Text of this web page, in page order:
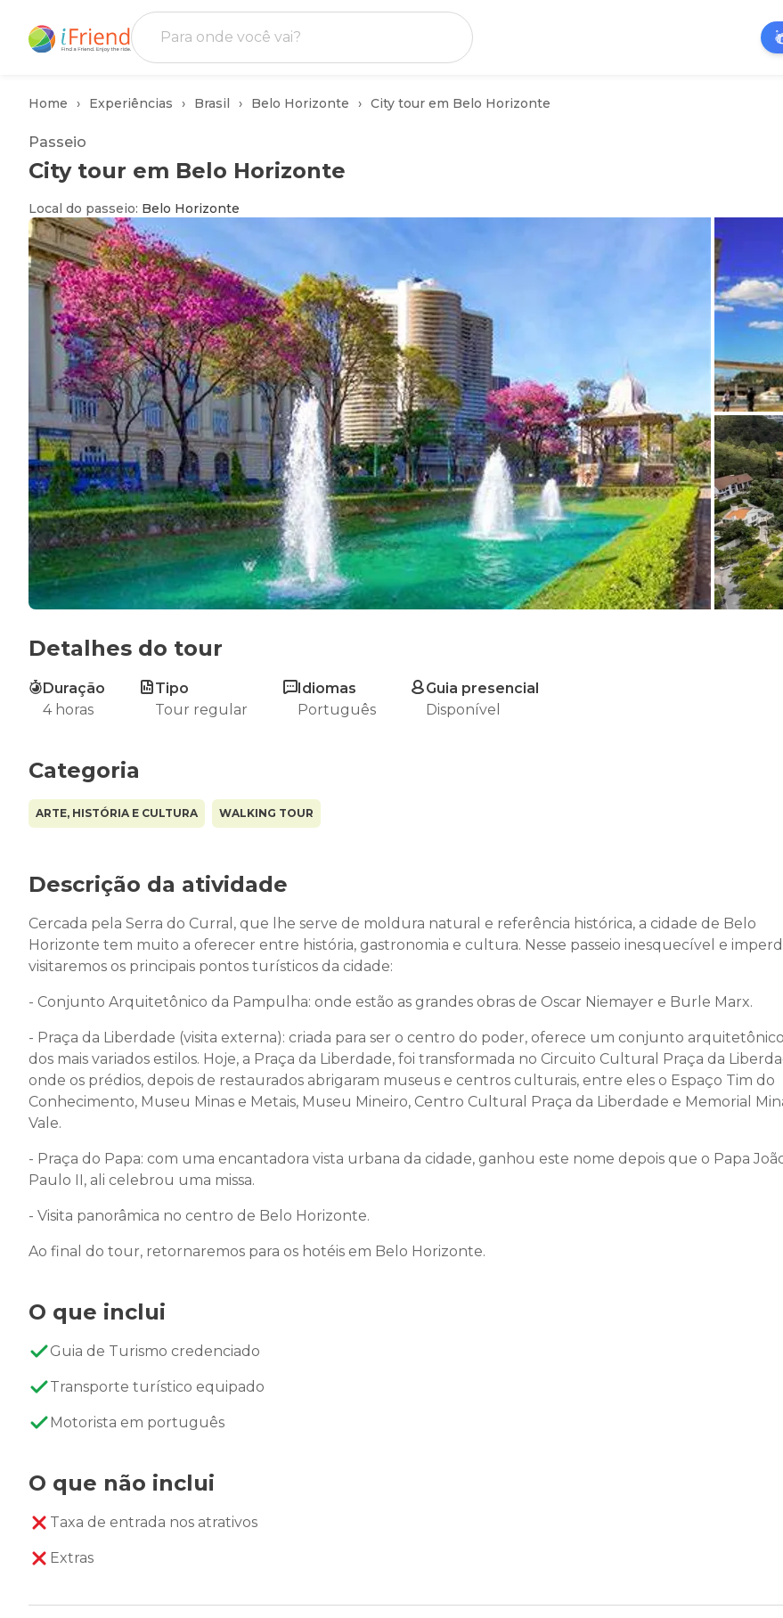
Home Experiências Brasil Belo Horizonte City tour em Belo Horizonte
Passeio
City tour em Belo Horizonte
Local do passeio: Belo Horizonte
Detalhes do tour
Duração
4 horas
Tipo
Tour regular
Idiomas
Português
Guia presencial
Disponível
Categoria
ARTE, HISTÓRIA E CULTURA WALKING TOUR
Descrição da atividade
Cercada pela Serra do Curral, que lhe serve de moldura natural e referência histórica, a cidade de Belo
Horizonte tem muito a oferecer entre história, gastronomia e cultura. Nesse passeio inesquecível e
visitaremos os principais pontos turísticos da cidade:
- Conjunto Arquitetônico da Pampulha: onde estão as grandes obras de Oscar Niemayer e Burle Marx.
- Praça da Liberdade (visita externa): criada para ser o centro do poder, oferece um conjunto arquitetônico
dos mais variados estilos. Hoje, a Praça da Liberdade, foi transformada no Circuito Cultural Praça da
onde os prédios, depois de restaurados abrigaram museus e centros culturais, entre eles o Espaço Tim do
Conhecimento, Museu Minas e Metais, Museu Mineiro, Centro Cultural Praça da Liberdade e Memorial
Vale.
- Praça do Papa: com uma encantadora vista urbana da cidade, ganhou este nome depois que o Papa
Paulo II, ali celebrou uma missa.
- Visita panorâmica no centro de Belo Horizonte.
Ao final do tour, retornaremos para os hotéis em Belo Horizonte.
O que inclui
Guia de Turismo credenciado
Transporte turístico equipado
Motorista em português
O que não inclui
Taxa de entrada nos atrativos
Extras